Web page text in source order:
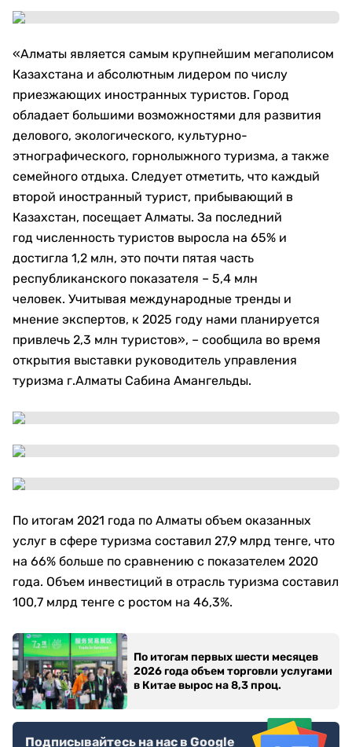
«Алматы является самым крупнейшим мегаполисом
Казахстана и абсолютным лидером по числу
приезжающих иностранных туристов. Город
обладает большими возможностями для развития
делового, экологического, культурно-
этнографического, горнолыжного туризма, а также
семейного отдыха. Следует отметить, что каждый
второй иностранный турист, прибывающий в
Казахстан, посещает Алматы. За последний
год численность туристов выросла на 65% и
достигла 1,2 млн, это почти пятая часть
республиканского показателя – 5,4 млн
человек. Учитывая международные тренды и
мнение экспертов, к 2025 году нами планируется
привлечь 2,3 млн туристов», – сообщила во время
открытия выставки руководитель управления
туризма г.Алматы Сабина Амангельды.
По итогам 2021 года по Алматы объем оказанных
услуг в сфере туризма составил 27,9 млрд тенге, что
на 66% больше по сравнению с показателем 2020
года. Объем инвестиций в отрасль туризма составил
100,7 млрд тенге с ростом на 46,3%.
По итогам первых шести месяцев
2026 года объем торговли услугами
в Китае вырос на 8,3 проц.
Подписывайтесь на нас в Google